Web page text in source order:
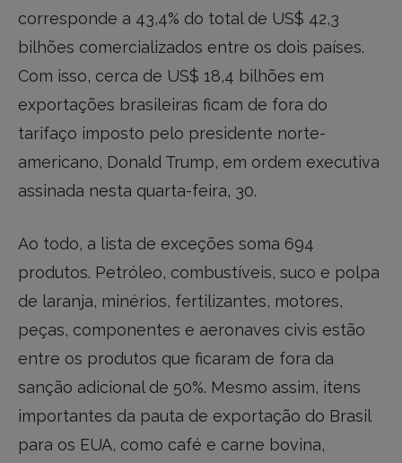
corresponde a 43,4% do total de US$ 42,3
bilhões comercializados entre os dois países.
Com isso, cerca de US$ 18,4 bilhões em
exportações brasileiras ficam de fora do
tarifaço imposto pelo presidente norte-
americano, Donald Trump, em ordem executiva
assinada nesta quarta-feira, 30.
Ao todo, a lista de exceções soma 694
produtos. Petróleo, combustíveis, suco e polpa
de laranja, minérios, fertilizantes, motores,
peças, componentes e aeronaves civis estão
entre os produtos que ficaram de fora da
sanção adicional de 50%. Mesmo assim, itens
importantes da pauta de exportação do Brasil
para os EUA, como café e carne bovina,